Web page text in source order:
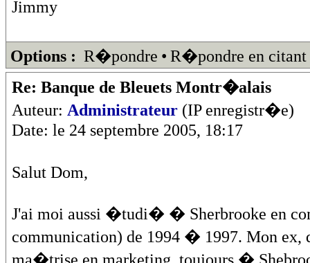
Jimmy
Options : R�pondre • R�pondre en citant
Re: Banque de Bleuets Montr�alais
Auteur: Administrateur (IP enregistr�e)
Date: le 24 septembre 2005, 18:17
Salut Dom,
J'ai moi aussi �tudi� � Sherbrooke en
communication) de 1994 � 1997. Mon
ma�trise en marketing, toujours �